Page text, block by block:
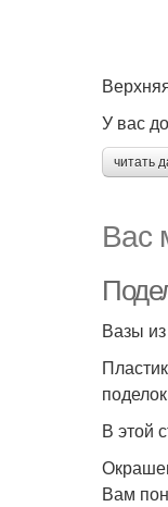
У вас
читать
Вас
Вазы
В этой
Вам